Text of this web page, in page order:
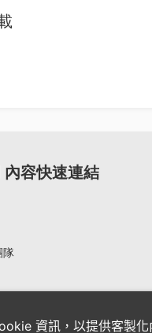
內容快速連結
隊
資訊，以提供客製